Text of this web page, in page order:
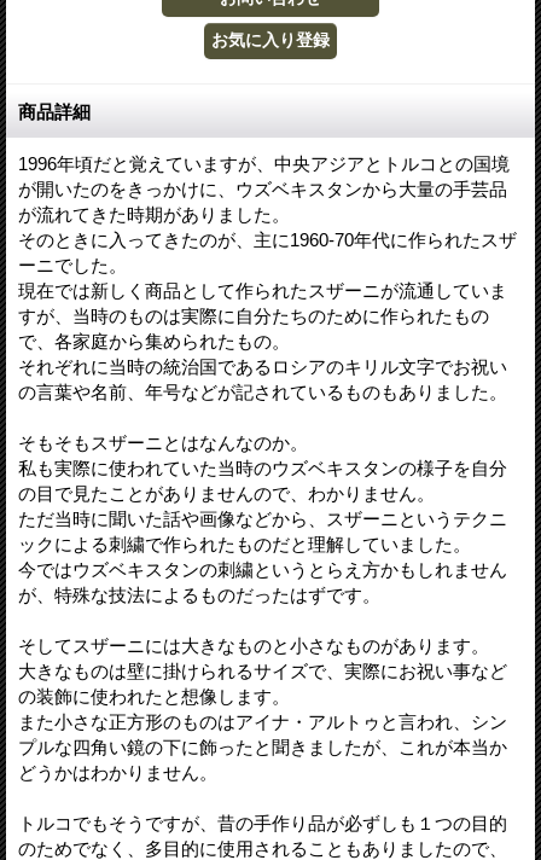
商品詳細
1996年頃だと覚えていますが、中央アジアとトルコとの国境
が開いたのをきっかけに、ウズベキスタンから大量の手芸品
が流れてきた時期がありました。
そのときに入ってきたのが、主に1960-70年代に作られたスザ
ーニでした。
現在では新しく商品として作られたスザーニが流通していま
すが、当時のものは実際に自分たちのために作られたもの
で、各家庭から集められたもの。
それぞれに当時の統治国であるロシアのキリル文字でお祝い
の言葉や名前、年号などが記されているものもありました。
そもそもスザーニとはなんなのか。
私も実際に使われていた当時のウズベキスタンの様子を自分
の目で見たことがありませんので、わかりません。
ただ当時に聞いた話や画像などから、スザーニというテクニ
ックによる刺繍で作られたものだと理解していました。
今ではウズベキスタンの刺繍というとらえ方かもしれません
が、特殊な技法によるものだったはずです。
そしてスザーニには大きなものと小さなものがあります。
大きなものは壁に掛けられるサイズで、実際にお祝い事など
の装飾に使われたと想像します。
また小さな正方形のものはアイナ・アルトゥと言われ、シン
プルな四角い鏡の下に飾ったと聞きましたが、これが本当か
どうかはわかりません。
トルコでもそうですが、昔の手作り品が必ずしも１つの目的
のためでなく、多目的に使用されることもありましたので、